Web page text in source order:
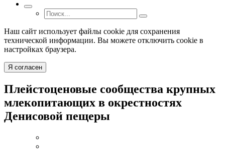
Наш сайт использует файлы cookie для сохранения
технической информации. Вы можете отключить cookie в
настройках браузера.
Я согласен
Плейстоценовые сообщества крупных
млекопитающих в окрестностях
Денисовой пещеры